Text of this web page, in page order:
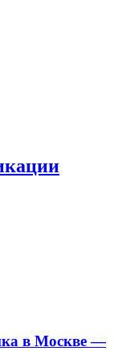
в Москве —